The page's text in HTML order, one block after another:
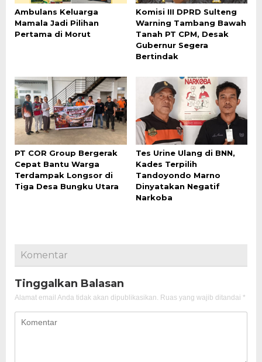
Ambulans Keluarga
Mamala Jadi Pilihan
Pertama di Morut
Komisi III DPRD Sulteng
Warning Tambang Bawah
Tanah PT CPM, Desak
Gubernur Segera
Bertindak
PT COR Group Bergerak
Cepat Bantu Warga
Terdampak Longsor di
Tiga Desa Bungku Utara
Tes Urine Ulang di BNN,
Kades Terpilih
Tandoyondo Marno
Dinyatakan Negatif
Narkoba
Komentar
Tinggalkan Balasan
Alamat email Anda tidak akan dipublikasikan. Ruas yang wajib ditandai *